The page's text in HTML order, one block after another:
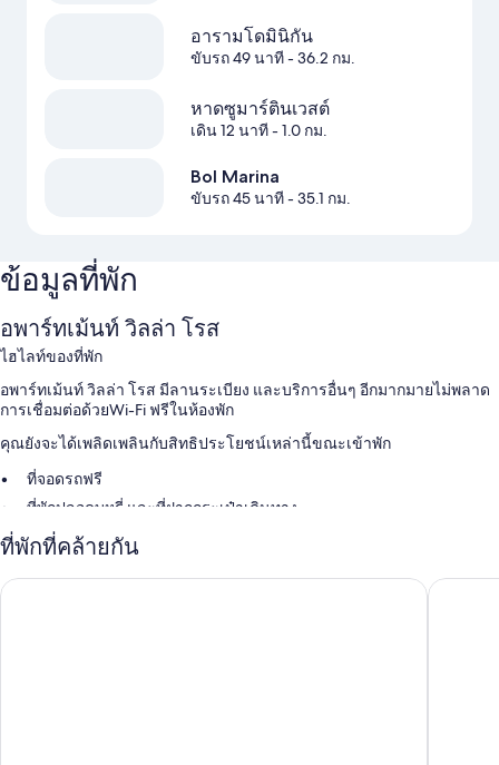
อารามโดมินิกัน
ขับรถ 49 นาที- 36.2 กม.
หาดซูมาร์ตินเวสต์
เดิน 12 นาที- 1.0 กม.
Bol Marina
ขับรถ 45 นาที- 35.1 กม.
ข้อมูลที่พัก
อพาร์ทเม้นท์ วิลล่า โรส
ไฮไลท์ของที่พัก
อพาร์ทเม้นท์ วิลล่า โรส มีลานระเบียง และบริการอื่นๆ อีกมากมายไม่พลาด
การเชื่อมต่อด้วยWi-Fi ฟรีในห้องพัก
คุณยังจะได้เพลิดเพลินกับสิทธิประโยชน์เหล่านี้ขณะเข้าพัก
ที่จอดรถฟรี
ที่พักปลอดบุหรี่ และที่ฝากกระเป๋าเดินทาง
สิ่งอำนวยความสะดวกในห้องพัก
ห้องพักทั้งหมดที่ อพาร์ทเม้นท์ วิลล่า โรส มาพร้อมบริการที่สะดวกสบาย เช่น
ที่พักที่คล้ายกัน
Villa Daniela La Casa